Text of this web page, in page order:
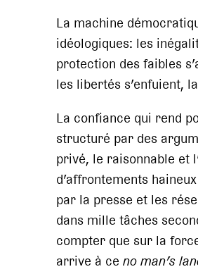
La machine
idéologiques: les
protection des faibles
les libertés s’enfuient,
La confiance qui rend
structuré par des
privé, le raisonnable et
d’affrontements
par la presse et les
dans mille tâches
compter que sur la
arrive à ce no man’s